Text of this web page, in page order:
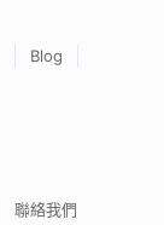
Blog
聯絡我們